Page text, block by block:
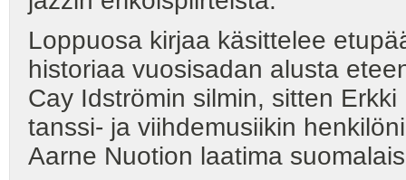
Loppuosa kirjaa käsittelee
historiaa vuosisadan alusta
Cay Idströmin silmin, sitten
tanssi- ja viihdemusiikin
Aarne Nuotion laatima